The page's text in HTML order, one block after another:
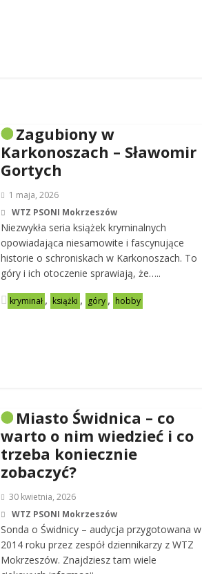
Zagubiony w
Karkonoszach – Sławomir
Gortych
1 maja, 2026
WTZ PSONI Mokrzeszów
Niezwykła seria książek kryminalnych
opowiadająca niesamowite i fascynujące
historie o schroniskach w Karkonoszach. To
góry i ich otoczenie sprawiają, że…..
kryminał , książki , góry , hobby
Miasto Świdnica – co
warto o nim wiedzieć i co
trzeba koniecznie
zobaczyć?
30 kwietnia, 2026
WTZ PSONI Mokrzeszów
Sonda o Świdnicy – audycja przygotowana w
2014 roku przez zespół dziennikarzy z WTZ
Mokrzeszów. Znajdziesz tam wiele